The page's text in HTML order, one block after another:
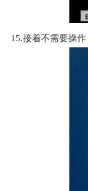
15.接着不需要操